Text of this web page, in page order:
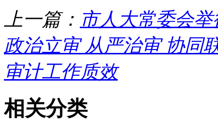
上一篇： 市人大常委会
政治立审 从严治审 协同
审计工作质效
相关分类